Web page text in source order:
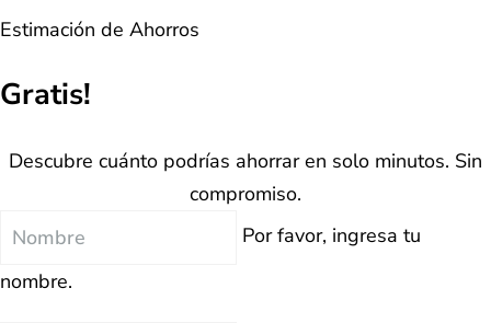
Estimación de Ahorros
Gratis!
Descubre cuánto podrías ahorrar en solo minutos. Sin
compromiso.
Nombre
Por favor, ingresa tu
nombre.